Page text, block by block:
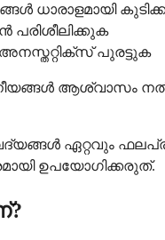
ധാരാളമായി
അനസ്തറ്റിക്സ് പുരട്ടുക
ആശ്വാസം
ഏറ്റവും
ഉപയോഗിക്കരുത്.